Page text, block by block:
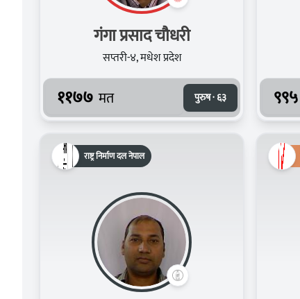
गंगा प्रसाद चौधरी
सप्तरी-४, मधेश प्रदेश
११७७ मत पुरुष · ६३ ९९५
राष्ट्र निर्माण दल नेपाल